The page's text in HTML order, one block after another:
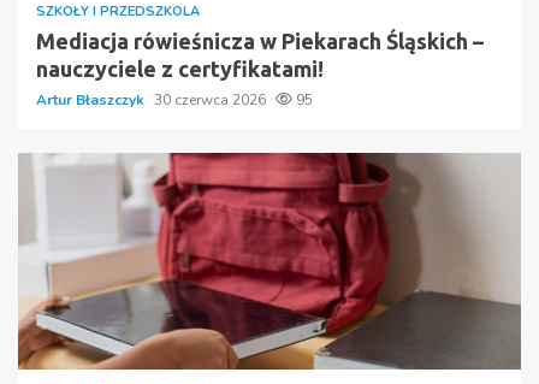
SZKOŁY I PRZEDSZKOLA
Mediacja rówieśnicza w Piekarach Śląskich –
nauczyciele z certyfikatami!
Artur Błaszczyk 30 czerwca 2026 95